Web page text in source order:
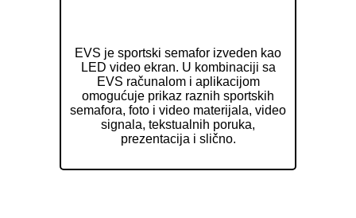
EVS je sportski semafor izveden kao
LED video ekran. U kombinaciji sa
EVS računalom i aplikacijom
omogućuje prikaz raznih sportskih
semafora, foto i video materijala, video
signala, tekstualnih poruka,
prezentacija i slično.